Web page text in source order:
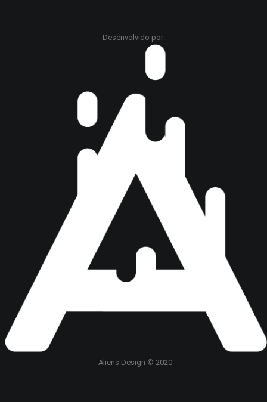
Desenvolvido por:
Aliens Design © 2020